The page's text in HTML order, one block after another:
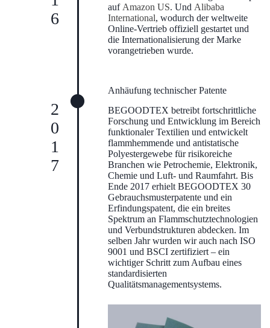
auf Amazon US. Und Alibaba
International, wodurch der weltweite
Online-Vertrieb offiziell gestartet und
die Internationalisierung der Marke
vorangetrieben wurde.
2017
Anhäufung technischer Patente
BEGOODTEX betreibt fortschrittliche
Forschung und Entwicklung im Bereich
funktionaler Textilien und entwickelt
flammhemmende und antistatische
Polyestergewebe für risikoreiche
Branchen wie Petrochemie, Elektronik,
Chemie und Luft- und Raumfahrt. Bis
Ende 2017 erhielt BEGOODTEX 30
Gebrauchsmusterpatente und ein
Erfindungspatent, die ein breites
Spektrum an Flammschutztechnologien
und Verbundstrukturen abdecken. Im
selben Jahr wurden wir auch nach ISO
9001 und BSCI zertifiziert – ein
wichtiger Schritt zum Aufbau eines
standardisierten
Qualitätsmanagementsystems.